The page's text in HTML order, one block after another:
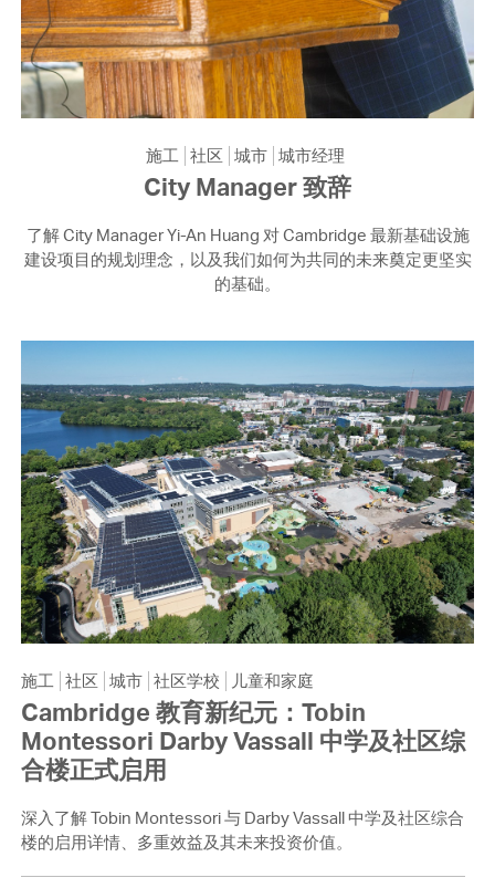
施工 社区 城市 城市经理
City Manager 致辞
了解 City Manager Yi-An Huang 对 Cambridge 最新基础设施
建设项目的规划理念，以及我们如何为共同的未来奠定更坚实
的基础。
施工 社区 城市 社区学校 儿童和家庭
Cambridge 教育新纪元：Tobin
Montessori Darby Vassall 中学及社区综
合楼正式启用
深入了解 Tobin Montessori 与 Darby Vassall 中学及社区综合
楼的启用详情、多重效益及其未来投资价值。